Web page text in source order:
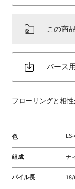
ッ
ラ
床
材
扱
ァ
ブ
リ
ッ
ク
この商
パース
フローリングと相
色
組成 ナ
パイル長 18/